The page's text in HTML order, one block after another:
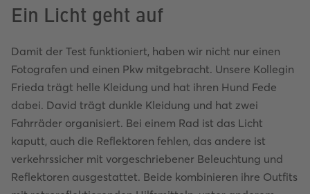
Ein Licht geht auf
Damit der Test funktioniert, haben wir nicht nur einen
Fotografen und einen Pkw mitgebracht. Unsere Kollegin
Frieda trägt helle Kleidung und hat ihren Hund Fede
dabei. David trägt dunkle Kleidung und hat zwei
Fahrräder organisiert. Bei einem Rad ist das Licht
kaputt, auch die Reflektoren fehlen, das andere ist
verkehrssicher mit vorgeschriebener Beleuchtung und
Reflektoren ausgestattet. Beide kombinieren ihre Outfits